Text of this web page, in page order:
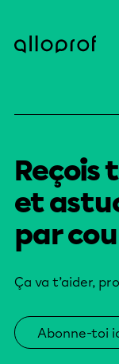
Reçois
et
par
Ça va t’aider,
Abonne-toi